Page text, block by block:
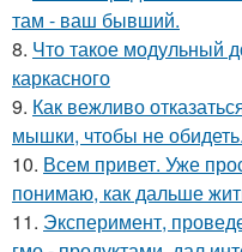
там - ваш бывший.
8. Что такое модульный
каркасного
9. Как вежливо
мышки, чтобы не обидеть.
10. Всем привет. Уже
понимаю, как дальше
11. Эксперимент,